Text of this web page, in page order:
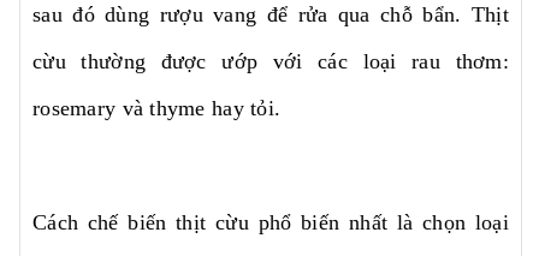
sau đó dùng rượu vang để rửa qua chỗ bẩn. Thịt
cừu thường được ướp với các loại rau thơm:
rosemary và thyme hay tỏi.
Cách chế biến thịt cừu phổ biến nhất là chọn loại